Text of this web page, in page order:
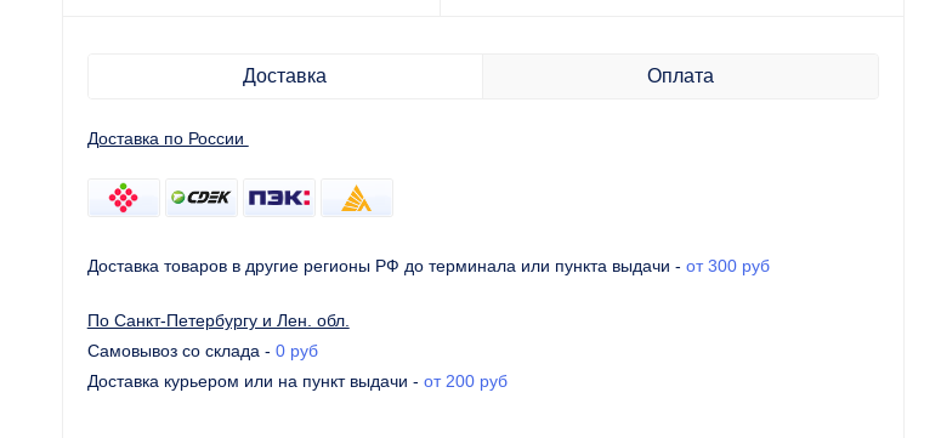
Доставка Оплата
Доставка по России
Доставка товаров в другие регионы РФ до терминала или пункта выдачи - от 300 руб
По Санкт-Петербургу и Лен. обл.
Самовывоз со склада - 0 руб
Доставка курьером или на пункт выдачи - от 200 руб